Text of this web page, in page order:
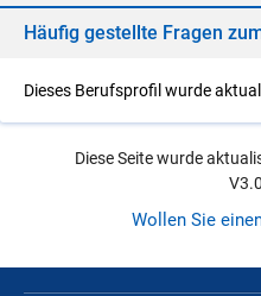
Häu­fig ge­stell­te Fra­gen
Dieses Berufsprofil wurde
Diese Seite wurde
Wollen Sie